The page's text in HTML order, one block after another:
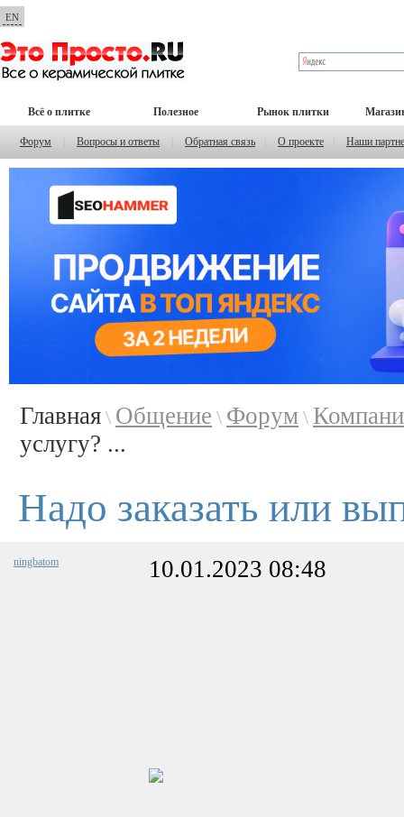
EN
Всё о плитке Полезное Рынок плитки
Форум Вопросы и ответы Обратная связь О проекте Наши
Главная \ Общение \ Форум \
услугу? ...
Надо заказать или
ningbatom 10.01.2023 08:48